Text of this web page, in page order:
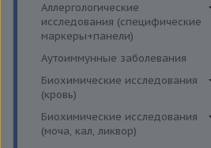
Аллергены трав IgE
Бытовые аллергены IgE, IgG
Инсектные аллергены IgE
Лекарственные аллергены IgE,
IgG
Прочие аллергены IgE, IgG
Аллергологические
исследования (специфические
маркеры+панели)
Неспецифические маркеры
аллергических реакций
Определение специфических
иммуноглобулинов класса G
Определение специфических
иммуноглобулинов класса Е
Аутоиммунные заболевания
Биохимические исследования
(кровь)
Витамины
Жирные кислоты,
Биохимические исследования
(моча, кал, ликвор)